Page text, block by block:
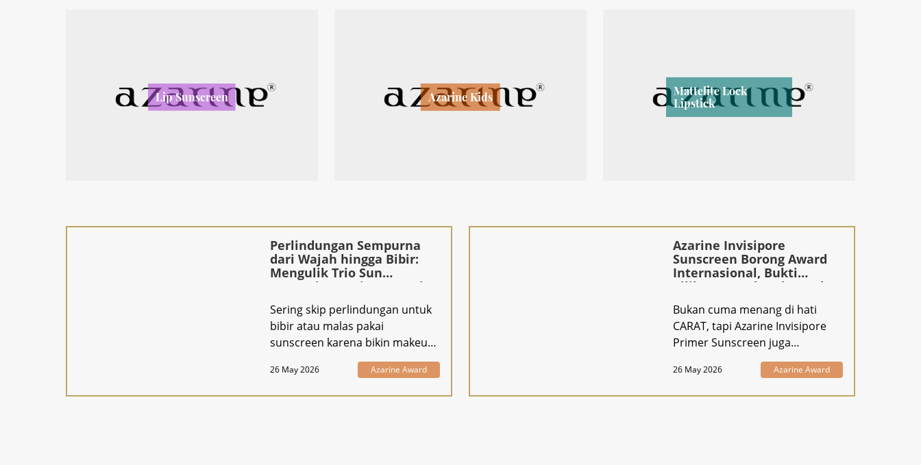
Lip Sunscreen Azarine Kids
Mattelite Lock
Lipstick
Perlindungan Sempurna
dari Wajah hingga Bibir:
Mengulik Trio Sun
Protection Fusion™ Azarine
Sering skip perlindungan untuk
bibir atau malas pakai
sunscreen karena bikin makeup
26 May 2026 Azarine Award
Azarine Invisipore
Sunscreen Borong Award
Internasional, Bukti
Pilihan Brand Ambassador
Kaleng-Kaleng!
Bukan cuma menang di hati
CARAT, tapi Azarine Invisipore
Primer Sunscreen juga
menangkan hati jur
26 May 2026 Azarine Award